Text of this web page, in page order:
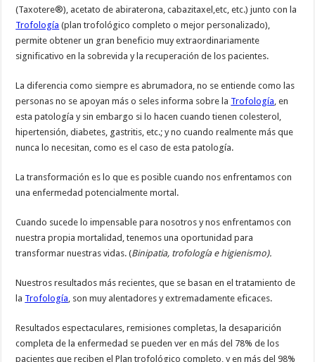
(Taxotere®), acetato de abiraterona, cabazitaxel,etc, etc.) junto con la
Trofología (plan trofológico completo o mejor personalizado),
permite obtener un gran beneficio muy extraordinariamente
significativo en la sobrevida y la recuperación de los pacientes.
La diferencia como siempre es abrumadora, no se entiende como las
personas no se apoyan más o seles informa sobre la Trofología , en
esta patología y sin embargo si lo hacen cuando tienen colesterol,
hipertensión, diabetes, gastritis, etc.; y no cuando realmente más que
nunca lo necesitan, como es el caso de esta patología.
La transformación es lo que es posible cuando nos enfrentamos con
una enfermedad potencialmente mortal.
Cuando sucede lo impensable para nosotros y nos enfrentamos con
nuestra propia mortalidad, tenemos una oportunidad para
transformar nuestras vidas. (Binipatia, trofología e higienismo).
Nuestros resultados más recientes, que se basan en el tratamiento de
la Trofología , son muy alentadores y extremadamente eficaces.
Resultados espectaculares, remisiones completas, la desaparición
completa de la enfermedad se pueden ver en más del 78% de los
pacientes que reciben el Plan trofológico completo, y en más del 98%